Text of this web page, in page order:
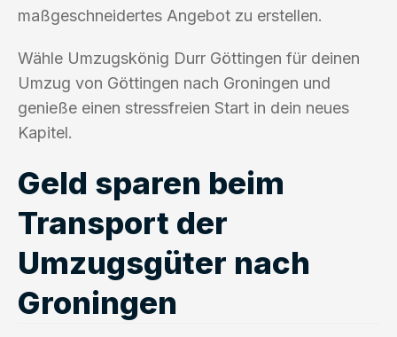
maßgeschneidertes Angebot zu erstellen.
Wähle Umzugskönig Durr Göttingen für deinen
Umzug von Göttingen nach Groningen und
genieße einen stressfreien Start in dein neues
Kapitel.
Geld sparen beim
Transport der
Umzugsgüter nach
Groningen